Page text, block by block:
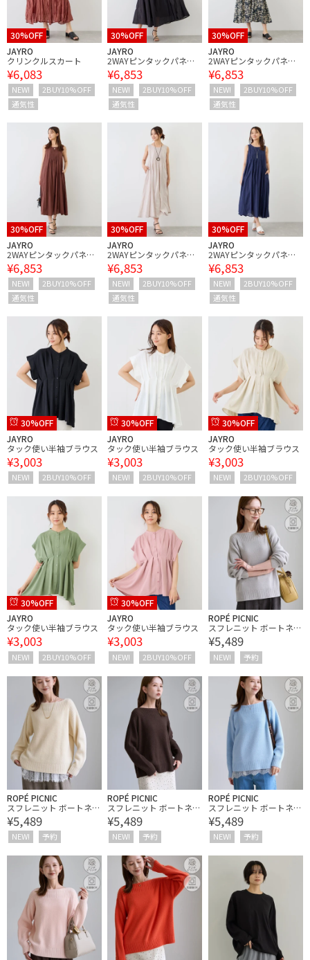
30%OFF
JAYRO
クリンクルスカート
¥6,083
NEW!
2BUY10%OFF
通気性
30%OFF
JAYRO
2WAYピンタックパネル
ワンピース
¥6,853
NEW!
2BUY10%OFF
通気性
30%OFF
JAYRO
2WAYピンタックパネル
ワンピース
¥6,853
NEW!
2BUY10%OFF
通気性
30%OFF
JAYRO
2WAYピンタックパネル
ワンピース
¥6,853
NEW!
2BUY10%OFF
通気性
30%OFF
JAYRO
2WAYピンタックパネル
ワンピース
¥6,853
NEW!
2BUY10%OFF
通気性
30%OFF
JAYRO
2WAYピンタックパネル
ワンピース
¥6,853
NEW!
2BUY10%OFF
通気性
30%OFF
JAYRO
タック使い半袖ブラウス
¥3,003
NEW! 2BUY10%OFF
30%OFF
JAYRO
タック使い半袖ブラウス
¥3,003
NEW! 2BUY10%OFF
30%OFF
JAYRO
タック使い半袖ブラウス
¥3,003
NEW! 2BUY10%OFF
30%OFF
JAYRO
タック使い半袖ブラウス
¥3,003
NEW! 2BUY10%OFF
30%OFF
JAYRO
タック使い半袖ブラウス
¥3,003
NEW! 2BUY10%OFF
ROPÉ PICNIC
スフレニット ボートネッ
クプルオーバー
¥5,489
NEW! 予約
ROPÉ PICNIC
スフレニット ボートネッ
クプルオーバー
¥5,489
NEW! 予約
ROPÉ PICNIC
スフレニット ボートネッ
クプルオーバー
¥5,489
NEW! 予約
ROPÉ PICNIC
スフレニット ボートネッ
クプルオーバー
¥5,489
NEW! 予約